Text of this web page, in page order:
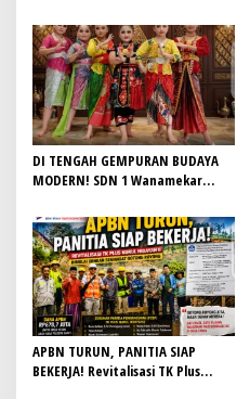
JIWA KEPANDUAN SISWA
DI TENGAH GEMPURAN BUDAYA
MODERN! SDN 1 Wanamekar
Menjaga Warisan Leluhur dari
Ruang Kelas
APBN TURUN, PANITIA SIAP
BEKERJA! Revitalisasi TK Plus